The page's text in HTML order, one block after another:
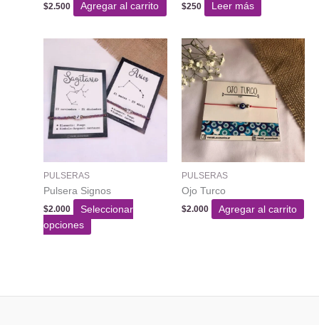
$2.500 Agregar al carrito $250 Leer más
PULSERAS
Pulsera Signos
$2.000
Seleccionar
opciones
PULSERAS
Ojo Turco
$2.000 Agregar al carrito